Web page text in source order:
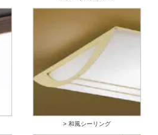
> 和風シーリング